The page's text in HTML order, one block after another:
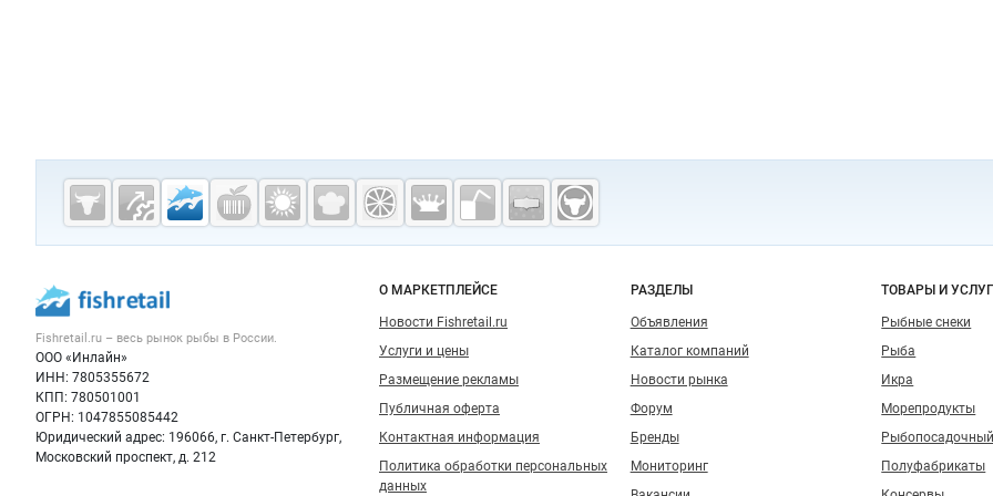
Дополнительная информация
Cсылки на полезные проекты
Fishretail.ru —
рыба,
Важные разделы и контакты
Fishretail.ru – весь рынок рыбы в России.
ООО «Инлайн»
ИНН: 7805355672
КПП: 780501001
ОГРН: 1047855085442
Юридический адрес: 196066, г. Санкт-Петербург,
Московский проспект, д. 212
Навигация по сайту
О МАРКЕТПЛЕЙСЕ
Новости Fishretail.ru
Услуги и цены
Размещение рекламы
Публичная оферта
Контактная информация
Политика обработки персональных
данных
РАЗДЕЛЫ
Объявления
Каталог компаний
Новости рынка
Форум
Бренды
Мониторинг
ТОВАРЫ И
Рыбные снеки
Рыба
Икра
Морепродукты
Полуфабрикаты